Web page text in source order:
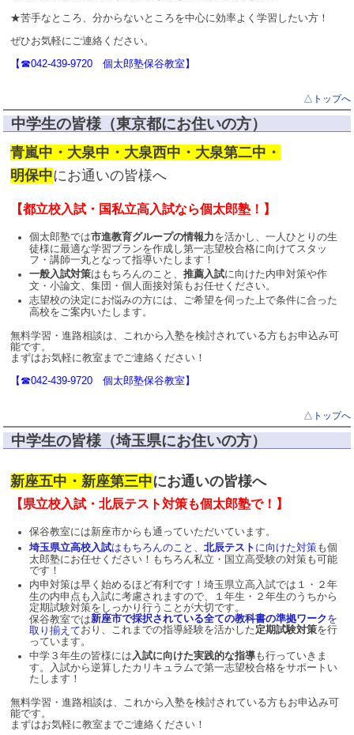
★苦手なところ、分からないところを中心に効率よく学習したい方！
ぜひお気軽にご連絡ください。
【☎042-439-9720 個太郎塾保谷教室】
△トップへ
中学生の皆様（東京都にお住いの方）
青嵐中・大泉中・大泉西中・大泉第二中・
明保中にお通いの皆様へ
【都立校入試・国私立高入試なら個太郎塾！】
個太郎塾では市進教育グループの情報力を活かし、一人ひとりの生
徒様に最適な学習プランを作成し第一志望校合格に向けてスタッ
フ・講師一丸となって指導いたします！
一般入試対策はもちろんのこと、 推薦入試に向けた内申対策や作
文・小論文、集団・個人面接対策もお任せください。
志望校の決定にお悩みの方には、ご希望を伺った上で条件に合った
高校をご案内いたします。
無料学習・進路相談は、これから入塾を検討されている方もお申込み可
能です。
まずはお気軽に教室までご連絡ください！
【☎042-439-9720 個太郎塾保谷教室】
△トップへ
中学生の皆様（埼玉県にお住いの方）
新座五中・新座第三中にお通いの皆様へ
【県立校入試・北辰テスト対策も個太郎塾で！】
保谷教室には新座市からも通っていただいています。
埼玉県立高校入試はもちろんのこと、 北辰テスト に向けた対策も個
太郎塾にお任せください！もちろん私立・国立高受験の対策も可能
です！
内申対策は早く始めるほど有利です！埼玉県立高入試では１・２年
生の内申点も入試に考慮されますので、１年生・２年生のうちから
定期試験対策をしっかり行うことが大切です。
保谷教室では新座市で採択されている全ての教科書の準拠ワークを
取り揃えており、これまでの指導経験を活かした定期試験対策を行
っています。
中学３年生の皆様には入試に向けた実践的な指導も行っていきま
す。入試から逆算したカリキュラムで第一志望校合格をサポートい
たします！
無料学習・進路相談は、これから入塾を検討されている方もお申込み可
能です。
まずはお気軽に教室までご連絡ください！